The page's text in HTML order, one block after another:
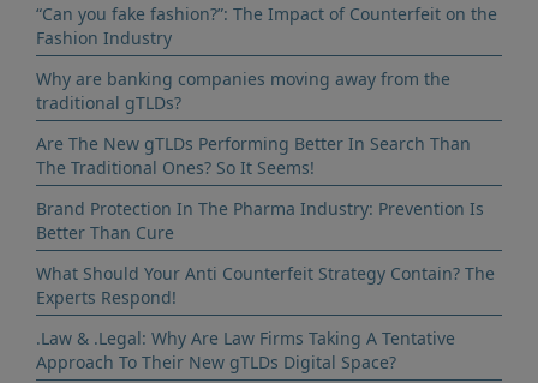
“Can you fake fashion?”: The Impact of Counterfeit on the
Fashion Industry
Why are banking companies moving away from the
traditional gTLDs?
Are The New gTLDs Performing Better In Search Than
The Traditional Ones? So It Seems!
Brand Protection In The Pharma Industry: Prevention Is
Better Than Cure
What Should Your Anti Counterfeit Strategy Contain? The
Experts Respond!
.Law & .Legal: Why Are Law Firms Taking A Tentative
Approach To Their New gTLDs Digital Space?